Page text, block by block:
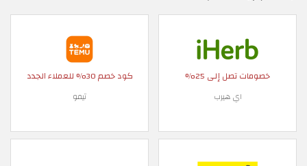
خصومات تصل إلى 25%
اي هيرب
كود خصم 30% للعملاء الجدد
تيمو